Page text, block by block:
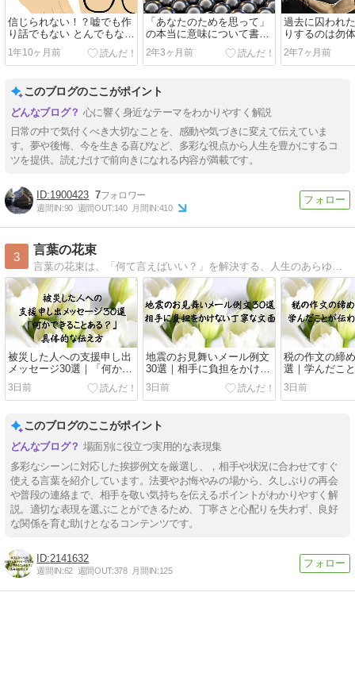
信じられない！？嘘でも作
り話でもない とんでもない
衝撃の実体験
1年10ヶ月前
「あなたのためを思って」
の本当に意味について書か
せてもらいます
2年3ヶ月前
過去に囚われ
りするのは勿
べきものだ
2年7ヶ月前
このブログのここがポイント
心に響く身近なテーマをわかりやすく解説
日常の中で気付くべき大切なことを、感動や気づきに変えて伝えていま
す。夢や後悔、今を生きる喜びなど、多彩な視点から人生を豊かにするコ
ツを提供。読むだけで前向きになれる内容が満載です。
1900423 7
週間IN:90 週間OUT:140 月間IN:410
3
言葉の花束
被災した人への支援申し出
メッセージ30選｜「何かで
きることある？」の具体的
な伝え方
3日前
地震のお見舞いメール例文
30選｜相手に負担をかけな
い丁寧な文面
3日前
税の作文の締
選｜学んだこ
後の一文
3日前
このブログのここがポイント
場面別に役立つ実用的な表現集
多彩なシーンに対応した挨拶例文を厳選し、，相手や状況に合わせてすぐ
使える言葉を紹介しています。法要やお悔やみの場から、久しぶりの再会
や普段の連絡まで、相手を敬い気持ちを伝えるポイントがわかりやすく解
説。適切な表現を選ぶことができるため、丁寧さと心配りを失わず、良好
な関係を育む助けとなるコンテンツです。
2141632
週間IN:62 週間OUT:378 月間IN:125